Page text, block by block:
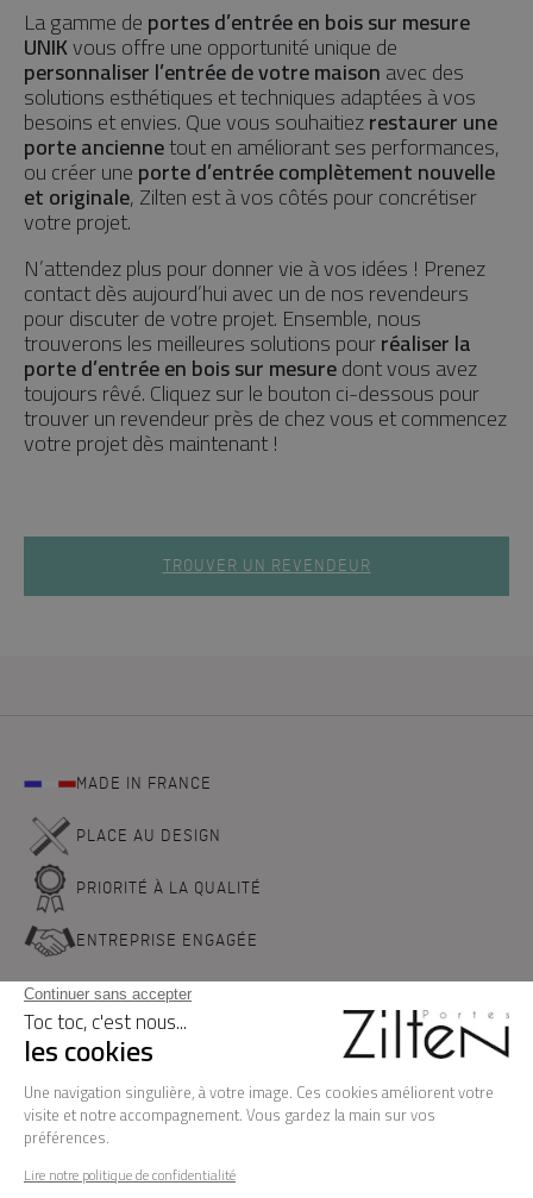
La gamme deportes d’entrée en bois sur mesure
UNIKvous offre une opportunité unique de
personnaliser l’entrée de votre maisonavec des
solutions esthétiques et techniques adaptées à vos
besoins et envies. Que vous souhaitiezrestaurer une
porte anciennetout en améliorant ses performances,
ou créer uneporte d’entrée complètement nouvelle
et originale, Zilten est à vos côtés pour concrétiser
votre projet.
N’attendez plus pour donner vie à vos idées ! Prenez
contact dès aujourd’hui avec un de nos revendeurs
pour discuter de votre projet. Ensemble, nous
trouverons les meilleures solutions pourréaliser la
porte d’entrée en bois sur mesuredont vous avez
toujours rêvé. Cliquez sur le bouton ci-dessous pour
trouver un revendeur près de chez vous et commencez
votre projet dès maintenant !
TROUVER UN REVENDEUR
MADE IN FRANCE
PLACE AU DESIGN
PRIORITÉ À LA QUALITÉ
ENTREPRISE ENGAGÉE
NOS PORTES D'ENTREE
LA MARQUE
BESOIN D'AIDE ?